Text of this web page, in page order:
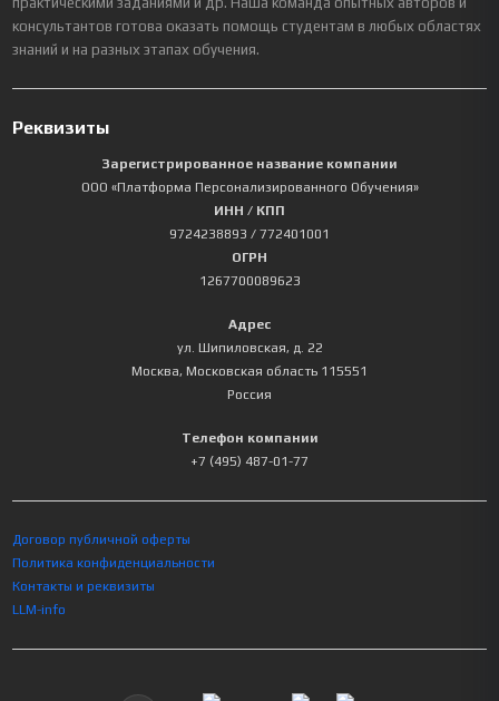
консультантов готова оказать помощь студентам в любых областях
знаний и на разных этапах обучения.
Реквизиты
Зарегистрированное название компании
ООО «Платформа Персонализированного Обучения»
ИНН / КПП
9724238893 / 772401001
ОГРН
1267700089623
Адрес
ул. Шипиловская, д. 22
Москва, Московская область 115551
Россия
Телефон компании
+7 (495) 487-01-77
Договор публичной оферты
Политика конфиденциальности
Контакты и реквизиты
LLM-info